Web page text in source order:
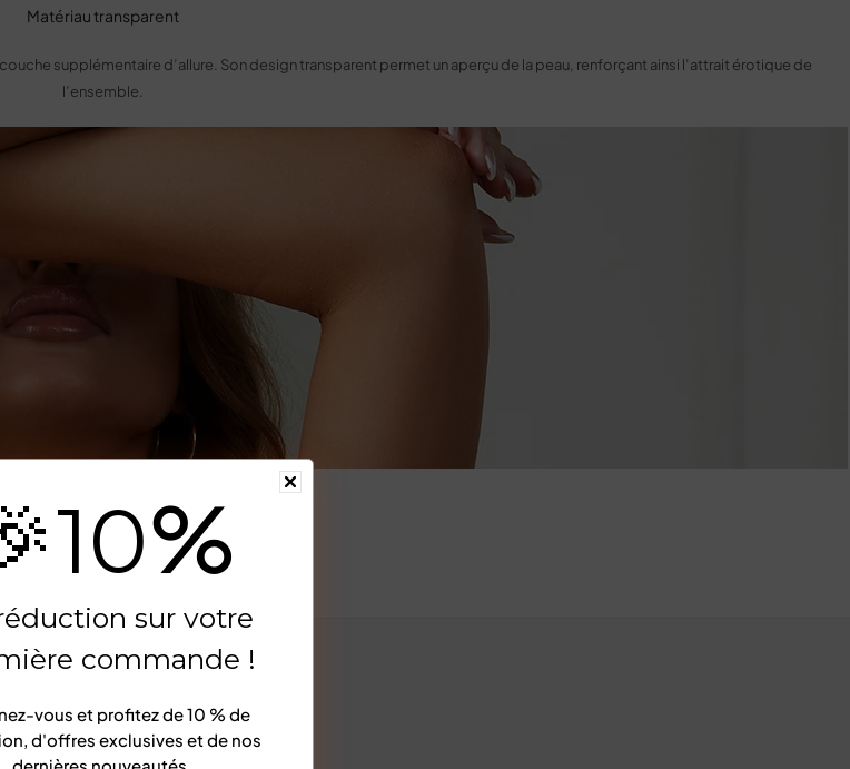
Matériau transparent
supplémentaire d’allure. Son design transparent permet un aperçu de la peau, renforçant ainsi l’attrait érotique de
l’ensemble.
10%
sur votre
commande !
vous et profitez de10 % de
, d'offres exclusives et de nos
Afficher plus